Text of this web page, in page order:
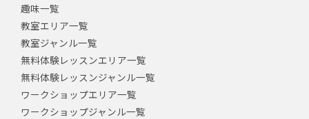
趣味一覧
教室エリア一覧
教室ジャンル一覧
無料体験レッスンエリア一覧
無料体験レッスンジャンル一覧
ワークショップエリア一覧
ワークショップジャンル一覧